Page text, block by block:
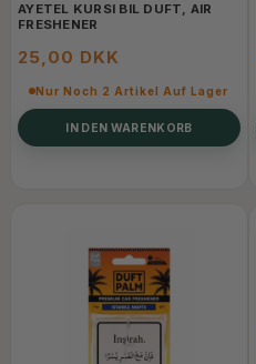
AYETEL KURSI BIL DUFT, AIR
FRESHENER
25,00 DKK
Nur Noch 2 Artikel Auf Lager
IN DEN WARENKORB